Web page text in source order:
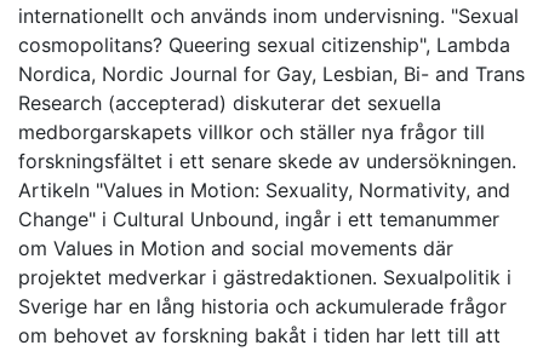
internationellt och används inom undervisning. "Sexual
cosmopolitans? Queering sexual citizenship", Lambda
Nordica, Nordic Journal for Gay, Lesbian, Bi- and Trans
Research (accepterad) diskuterar det sexuella
medborgarskapets villkor och ställer nya frågor till
forskningsfältet i ett senare skede av undersökningen.
Artikeln "Values in Motion: Sexuality, Normativity, and
Change" i Cultural Unbound, ingår i ett temanummer
om Values in Motion and social movements där
projektet medverkar i gästredaktionen. Sexualpolitik i
Sverige har en lång historia och ackumulerade frågor
om behovet av forskning bakåt i tiden har lett till att